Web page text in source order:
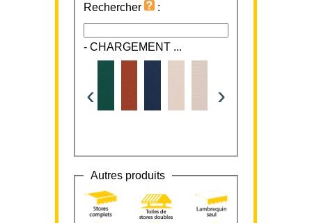
Rechercher
:
- CHARGEMENT ...
‹ ›
Autres produits